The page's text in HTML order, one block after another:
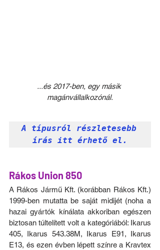
...és 2017-ben, egy másik
magánvállalkozónál.
A típusról részletesebb
írás itt érhető el.
Rákos Union 850
A Rákos Jármű Kft. (korábban Rákos Kft.)
1999-ben mutatta be saját midijét (noha a
hazai gyártók kínálata akkoriban egészen
biztosan túltelített volt a kategóriából: Ikarus
405, Ikarus 543.38M, Ikarus E91, Ikarus
E13, és ezen évben lépett színre a Kravtex